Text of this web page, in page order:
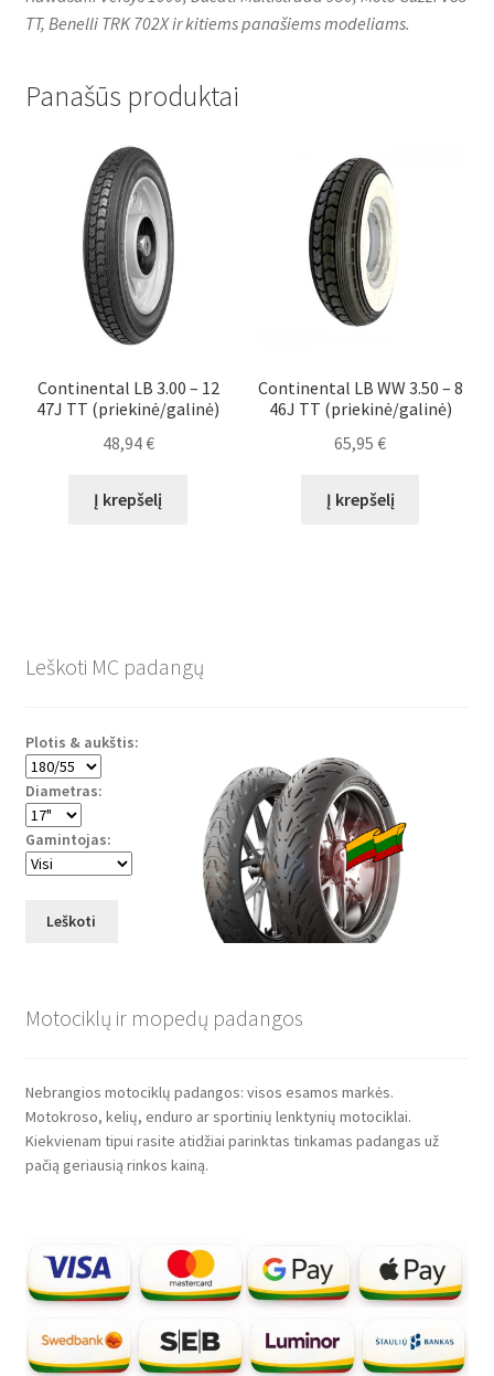
TT, Benelli TRK 702X ir kitiems panašiems modeliams.
Panašūs produktai
Continental LB 3.00 – 12
47J TT (priekinė/galinė)
48,94€
Į krepšelį
Continental LB WW 3.50 – 8
46J TT (priekinė/galinė)
65,95€
Į krepšelį
Leškoti MC padangų
Plotis & aukštis:
Diametras:
Gamintojas:
Leškoti
Motociklų ir mopedų padangos
Nebrangios motociklų padangos: visos esamos markės.
Motokroso, kelių, enduro ar sportinių lenktynių motociklai.
Kiekvienam tipui rasite atidžiai parinktas tinkamas padangas už
pačią geriausią rinkos kainą.